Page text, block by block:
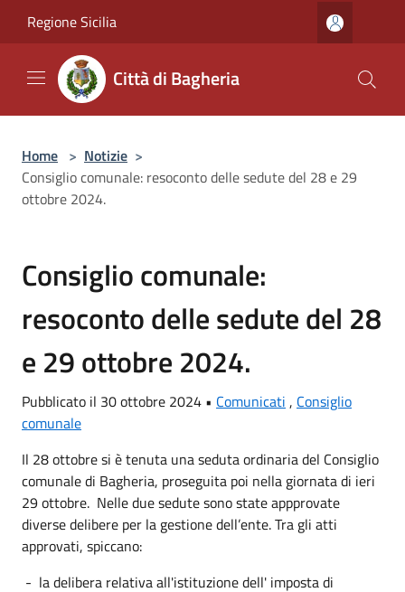
Regione Sicilia
Città di Bagheria
Home > Notizie >
Consiglio comunale: resoconto delle sedute del 28 e 29
ottobre 2024.
Consiglio comunale:
resoconto delle sedute del 28
e 29 ottobre 2024.
Pubblicato il 30 ottobre 2024 • Comunicati , Consiglio
comunale
Il 28 ottobre si è tenuta una seduta ordinaria del Consiglio
comunale di Bagheria, proseguita poi nella giornata di ieri
29 ottobre. Nelle due sedute sono state appprovate
diverse delibere per la gestione dell’ente. Tra gli atti
approvati, spiccano:
- la delibera relativa all'istituzione dell' imposta di